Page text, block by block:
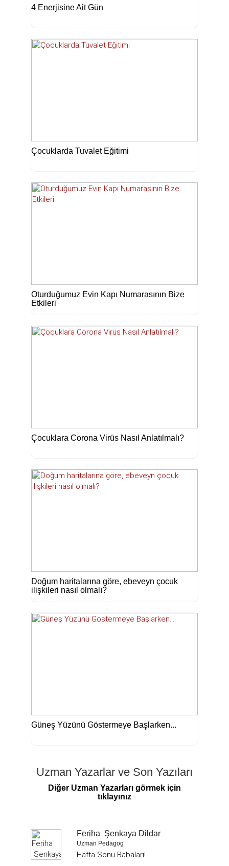
4 Enerjisine Ait Gün
Çocuklarda Tuvalet Eğitimi
Oturduğumuz Evin Kapı Numarasının Bize
Etkileri
Çocuklara Corona Virüs Nasıl Anlatılmalı?
Doğum haritalarına göre, ebeveyn çocuk
ilişkileri nasıl olmalı?
Güneş Yüzünü Göstermeye Başlarken...
Uzman Yazarlar ve Son Yazıları
Diğer Uzman Yazarları görmek için
tıklayınız
Feriha Şenkaya Dildar
Uzman Pedagog
Hafta Sonu Babaları!..